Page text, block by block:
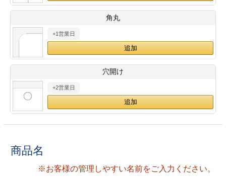
刷
印刷
印刷
フォルダー
印刷
刷
印刷
・・休業日
角丸
+1営業日
穴開け
+2営業日
商品名
※お客様の管理しやすい名前をご入力ください。